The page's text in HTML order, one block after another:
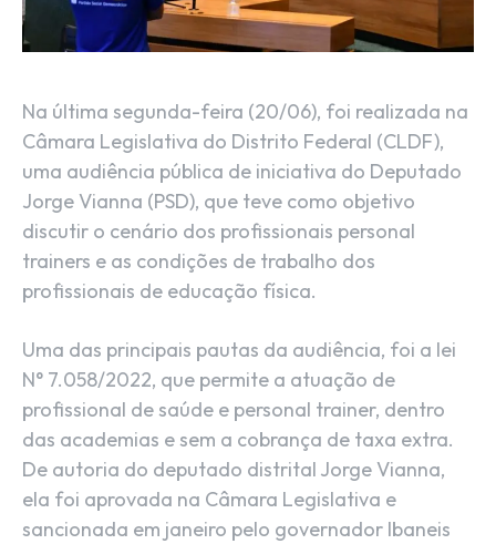
Na última segunda-feira (20/06), foi realizada na
Câmara Legislativa do Distrito Federal (CLDF),
uma audiência pública de iniciativa do Deputado
Jorge Vianna (PSD), que teve como objetivo
discutir o cenário dos profissionais personal
trainers e as condições de trabalho dos
profissionais de educação física.
Uma das principais pautas da audiência, foi a lei
N° 7.058/2022, que permite a atuação de
profissional de saúde e personal trainer, dentro
das academias e sem a cobrança de taxa extra.
De autoria do deputado distrital Jorge Vianna,
ela foi aprovada na Câmara Legislativa e
sancionada em janeiro pelo governador Ibaneis